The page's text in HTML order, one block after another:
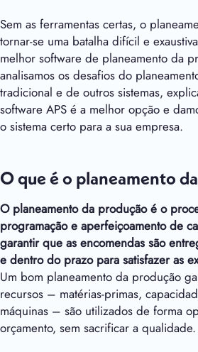
Sem as ferramentas certas, o
tornar-se uma batalha difícil e
melhor software de planeamento da
analisamos os desafios do
tradicional e de outros sistemas,
software APS é a melhor opção e
o sistema certo para a sua empresa.
O que é o planeamento
O planeamento da produção é o
programação e aperfeiçoamento de
garantir que as encomendas são
e dentro do prazo para satisfazer as
Um bom planeamento da produção
recursos – matérias-primas,
máquinas – são utilizados de forma
orçamento, sem sacrificar a qualidade.